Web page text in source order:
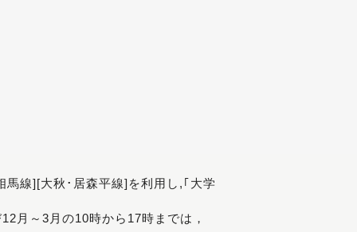
線][大秋･居森平線]を利用し,｢大学
月～3月の10時から17時までは，